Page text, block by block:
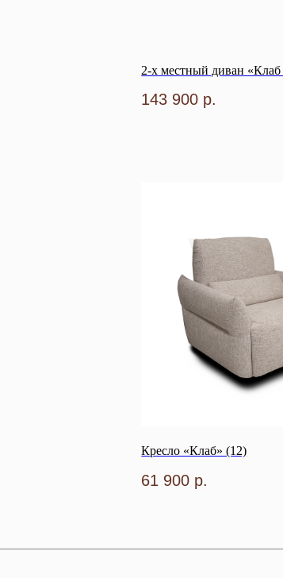
2-х местный диван
143 900 р.
Кресло «Клаб» (12)
61 900 р.